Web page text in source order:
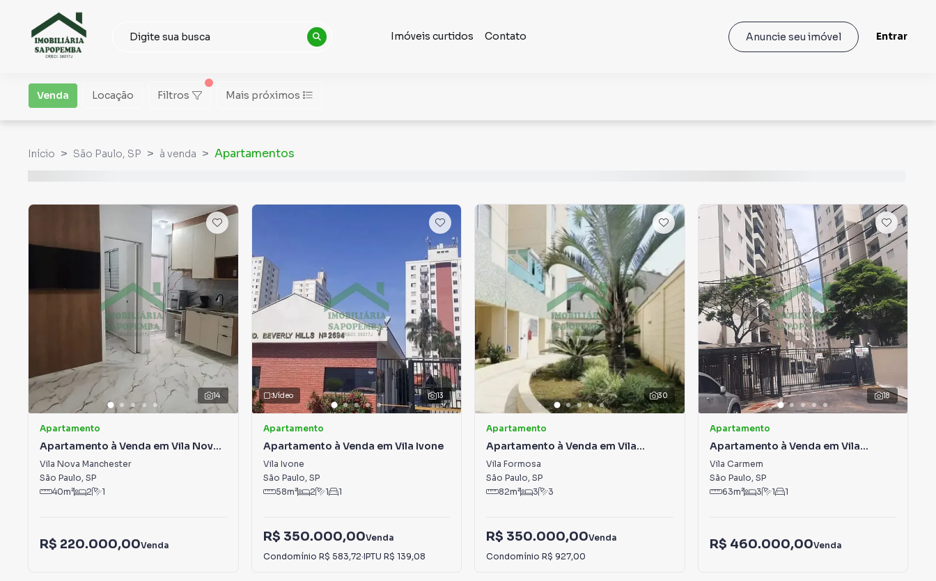
Imóveis curtidos Contato Anuncie seu imóvel Entrar
Venda Locação Filtros Mais próximos
Início São Paulo, SP à venda Apartamentos
14
Apartamento
Apartamento à Venda em Vila Nova
Manchester
Vila Nova Manchester
São Paulo, SP
40m² 2 1
R$ 220.000,00Venda
13
Vídeo
Apartamento
Apartamento à Venda em Vila Ivone
Vila Ivone
São Paulo, SP
58m² 2 1 1
R$ 350.000,00Venda
Condomínio R$ 583,72·IPTU R$ 139,08
30
Apartamento
Apartamento à Venda em Vila
Formosa
Vila Formosa
São Paulo, SP
82m² 3 3
R$ 350.000,00Venda
Condomínio R$ 927,00
18
Apartamento
Apartamento à Venda em Vila
Carmem
Vila Carmem
São Paulo, SP
63m² 3 1 1
R$ 460.000,00Venda